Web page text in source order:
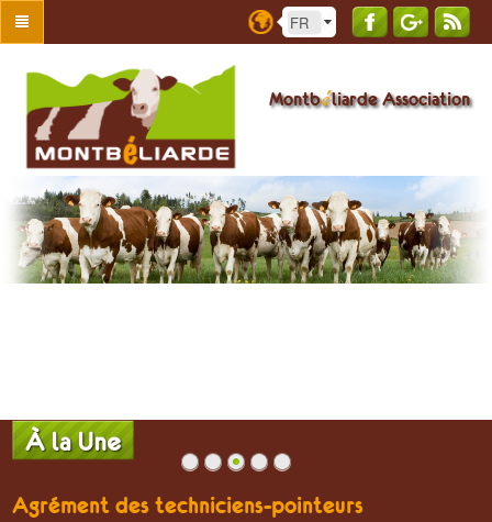
Montbéliarde Association
Agrément des techniciens-pointeurs